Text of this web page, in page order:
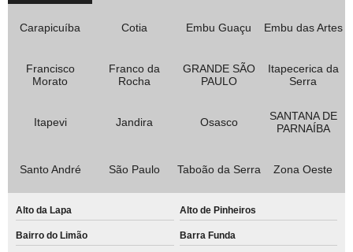
Carapicuíba Cotia Embu Guaçu Embu das Artes
Francisco
Morato
Franco da
Rocha
GRANDE SÃO
PAULO
Itapecerica da
Serra
Itapevi Jandira Osasco
SANTANA DE
PARNAÍBA
Santo André São Paulo Taboão da Serra Zona Oeste
Alto da Lapa Alto de Pinheiros
Bairro do Limão Barra Funda